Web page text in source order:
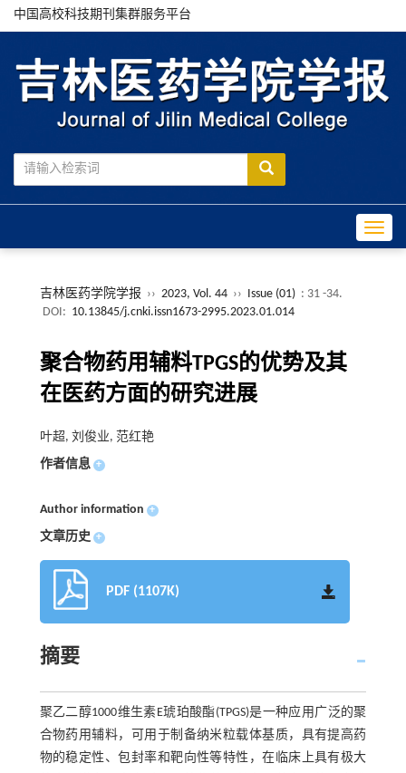
中国高校科技期刊集群服务平台
吉林医药学院学报 ›› 2023, Vol. 44 ›› Issue (01) : 31 -34.
DOI: 10.13845/j.cnki.issn1673-2995.2023.01.014
聚合物药用辅料TPGS的优势及其
在医药方面的研究进展
叶超, 刘俊业, 范红艳
作者信息 +
Author information +
文章历史 +
PDF (1107K)
摘要
聚乙二醇1000维生素E琥珀酸酯(TPGS)是一种应用广泛的聚
合物药用辅料，可用于制备纳米粒载体基质，具有提高药
物的稳定性、包封率和靶向性等特性，在临床上具有极大